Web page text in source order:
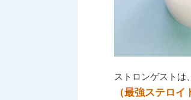
ストロンゲストは
（最強ステロイ